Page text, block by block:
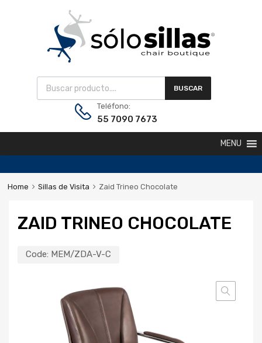
BUSCAR
Teléfono:
55 7090 7673
MENU
Home Sillas de Visita Zaid Trineo Chocolate
ZAID TRINEO CHOCOLATE
Code: MEM/ZDA-V-C